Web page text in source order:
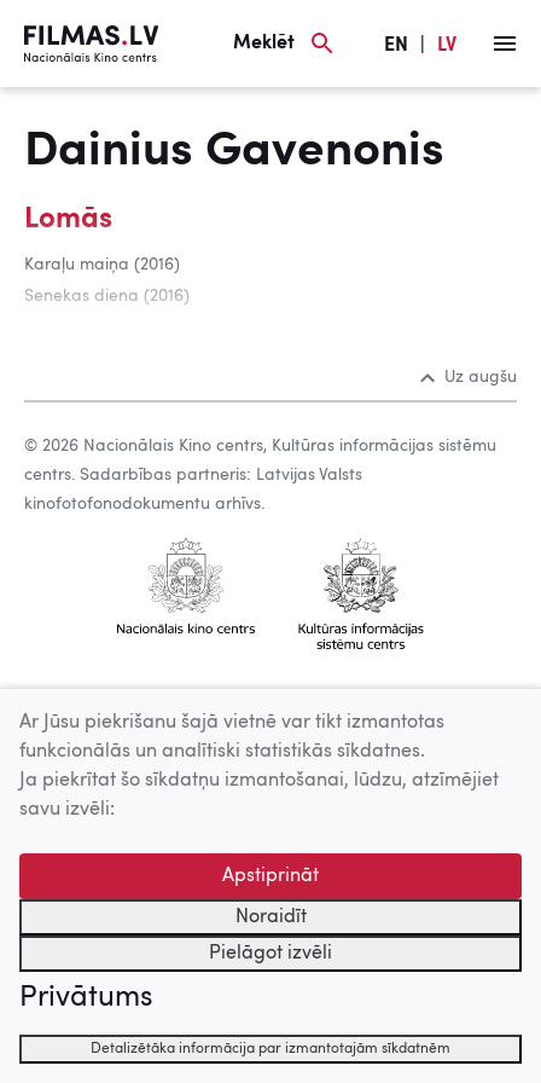
Meklēt EN LV
Dainius Gavenonis
Lomās
Karaļu maiņa (2016)
Senekas diena (2016)
Uz augšu
© 2026 Nacionālais Kino centrs, Kultūras informācijas sistēmu
centrs. Sadarbības partneris: Latvijas Valsts
kinofotofonodokumentu arhīvs.
Ar Jūsu piekrišanu šajā vietnē var tikt izmantotas
funkcionālās un analītiski statistikās sīkdatnes.
Ja piekrītat šo sīkdatņu izmantošanai, lūdzu, atzīmējiet
savu izvēli:
Apstiprināt
Noraidīt
Pielāgot izvēli
Privātums
Detalizētāka informācija par izmantotajām sīkdatnēm